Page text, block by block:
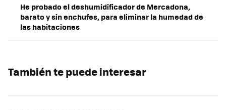
He probado el deshumidificador de Mercadona,
barato y sin enchufes, para eliminar la humedad de
las habitaciones
También te puede interesar